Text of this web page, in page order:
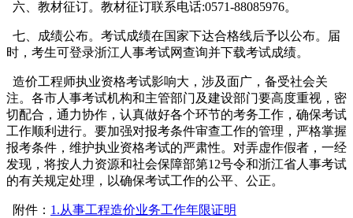
六、教材征订。教材征订联系电话:0571-88085976。
七、成绩公布。考试成绩在国家下达合格线后予以公布。届
时，考生可登录浙江人事考试网查询并下载考试成绩。
造价工程师执业资格考试影响大，涉及面广，备受社会关
注。各市人事考试机构和主管部门及建设部门要高度重视，密
切配合，通力协作，认真做好各个环节的考务工作，确保考试
工作顺利进行。要加强对报考条件审查工作的管理，严格掌握
报考条件，维护执业资格考试的严肃性。对弄虚作假者，一经
发现，将按人力资源和社会保障部第12号令和浙江省人事考试
的有关规定处理，以确保考试工作的公平、公正。
附件： 1.从事工程造价业务工作年限证明